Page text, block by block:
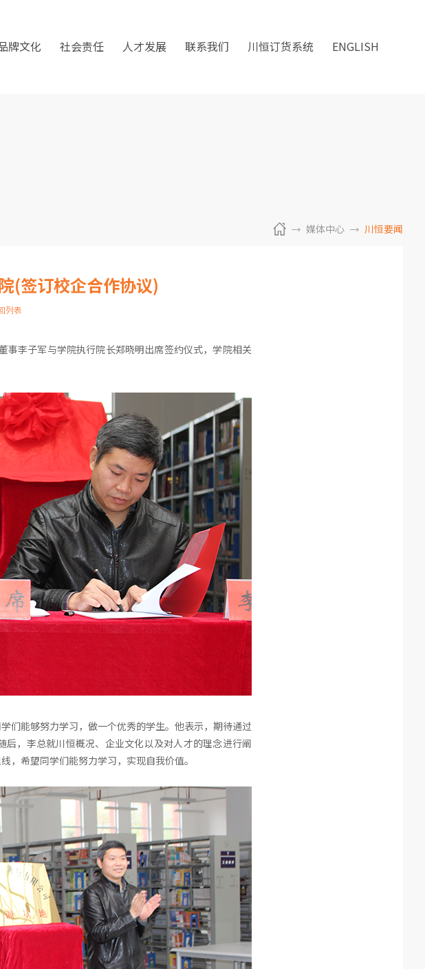
牌文化 社会责任 人才发展 联系我们 川恒订货系统 ENGLISH
媒体中心 川恒要闻
(签订校企合作协议)
列表
李子军与学院执行院长郑晓明出席签约仪式，学院相关
们能够努力学习，做一个优秀的学生。他表示，期待通过
，李总就川恒概况、企业文化以及对人才的理念进行阐
，希望同学们能努力学习，实现自我价值。